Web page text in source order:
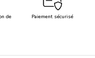
de Paiement sécurisé